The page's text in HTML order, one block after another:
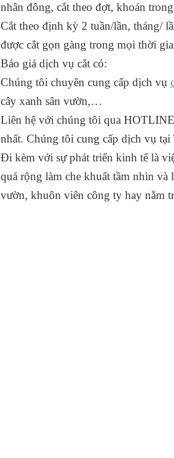
nhân đông, cắt theo đợt, khoán
Cắt theo định kỳ 2 tuần/lần, tháng/
được cắt gọn gàng trong mọi thời
Báo giá dịch vụ cắt cỏ:
Chúng tôi chuyên cung cấp dịch vụ
cây xanh sân vườn,…
Liên hệ với chúng tôi qua
nhất. Chúng tôi cung cấp dịch vụ
Đi kèm với sự phát triển kinh tế là
quá rộng làm che khuất tầm nhìn và
vườn, khuôn viên công ty hay nằm